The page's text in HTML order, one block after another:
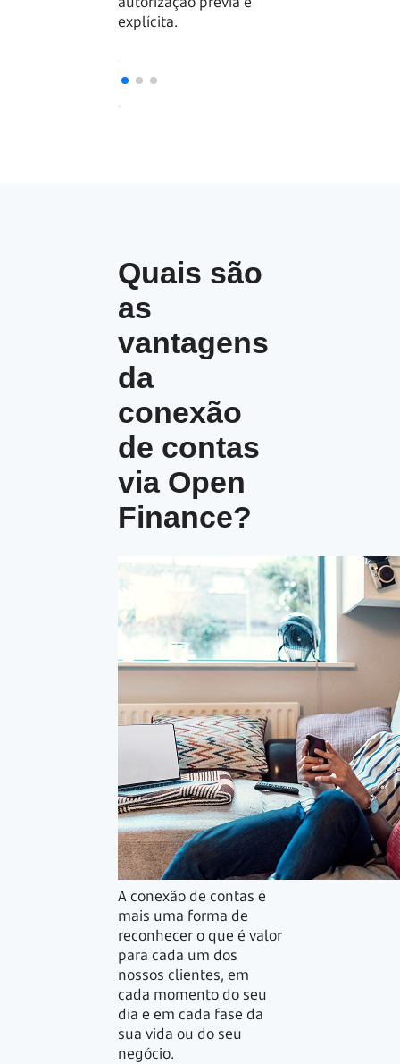
explícita.
Quais são
as
vantagens
da
conexão
de contas
via Open
Finance?
A conexão de contas é
mais uma forma de
reconhecer o que é valor
para cada um dos
nossos clientes, em
cada momento do seu
dia e em cada fase da
sua vida ou do seu
negócio.